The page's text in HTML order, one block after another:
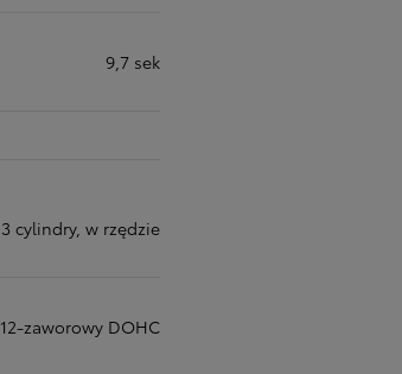
9,7 sek
3 cylindry, w rzędzie
12-zaworowy DOHC